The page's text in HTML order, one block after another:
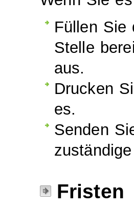
Füllen Sie
Stelle
aus.
Drucken
es.
Senden
Fristen